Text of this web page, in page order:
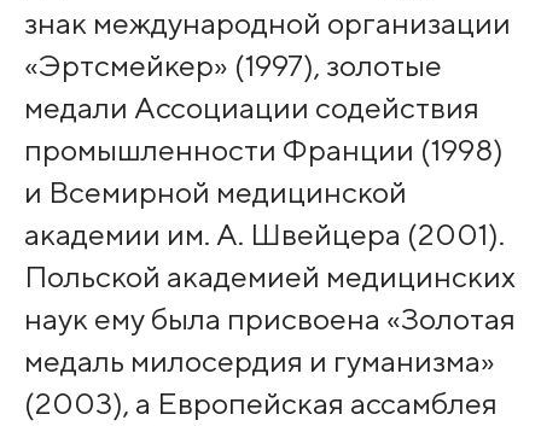
знак международной организации
«Эртсмейкер» (1997), золотые
медали Ассоциации содействия
промышленности Франции (1998)
и Всемирной медицинской
академии им. А. Швейцера (2001).
Польской академией медицинских
наук ему была присвоена «Золотая
медаль милосердия и гуманизма»
(2003), а Европейская ассамблея